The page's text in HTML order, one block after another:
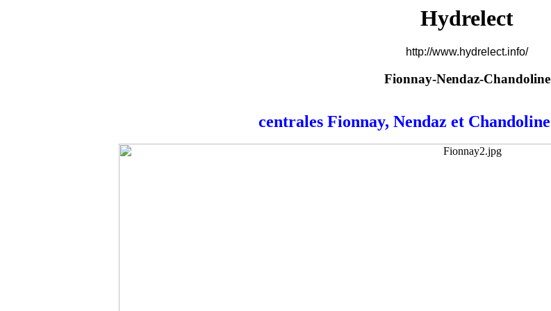
Hydrelect
http://www.hydrelect.info/
Fionnay-Nendaz-Chandoline
centrales Fionnay, Nendaz et Chandoline